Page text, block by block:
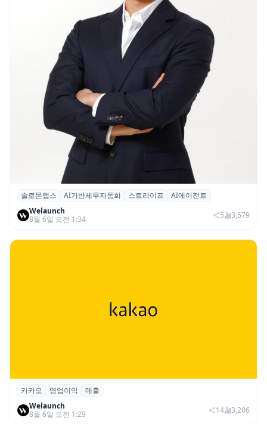
솔로몬랩스, 스트라이프 출신 이창헌 영입…
절세 전략 AI 에이전트 개발 본격화
솔로몬랩스 AI기반세무자동화 스트라이프
AI에이전트
Welaunch
8월 6일 오전 1:34
5 3,579
카카오, 2026년 2분기 매출 2조985억·영업
이익 2770억…역대 분기 최대
카카오 영업이익
매출
Welaunch
8월 6일 오전 1:29
14 3,206